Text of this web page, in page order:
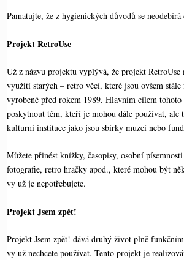
Pamatujte, že z hygienických důvodů se
Projekt RetroUse
Už z názvu projektu vyplývá, že projekt RetroUse
využití starých – retro věcí, které jsou ovšem
vyrobené před rokem 1989. Hlavním cílem
poskytnout těm, kteří je mohou dále používat, ale
kulturní instituce jako jsou sbírky muzeí nebo
Můžete přinést knížky, časopisy, osobní
fotografie, retro hračky apod., které mohou být
vy už je nepotřebujete.
Projekt Jsem zpět!
Projekt Jsem zpět! dává druhý život plně
vy už nechcete používat. Tento projekt je